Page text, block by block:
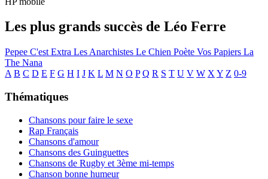
Les plus grands succès de Léo Ferre
Pepee C'est Extra Les Anarchistes Le Chien Poète Vos Papiers La
The Nana
A B C D E F G H I J K L M N O P Q R S T U V W X Y Z 0-9
Thématiques
Chansons pour faire le sexe
Rap Français
Chansons d'amour
Chansons des Guinguettes
Chansons de Rugby et 3ème mi-temps
Chanson bonne humeur